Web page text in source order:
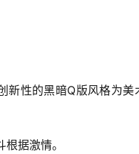
新性的黑暗Q版风格为美
据激情。